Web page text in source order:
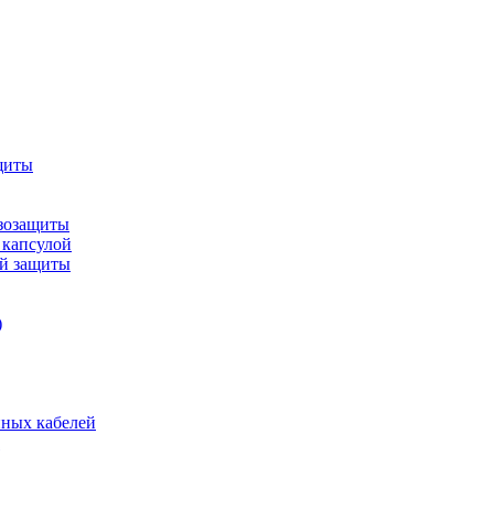
защиты
кабелей